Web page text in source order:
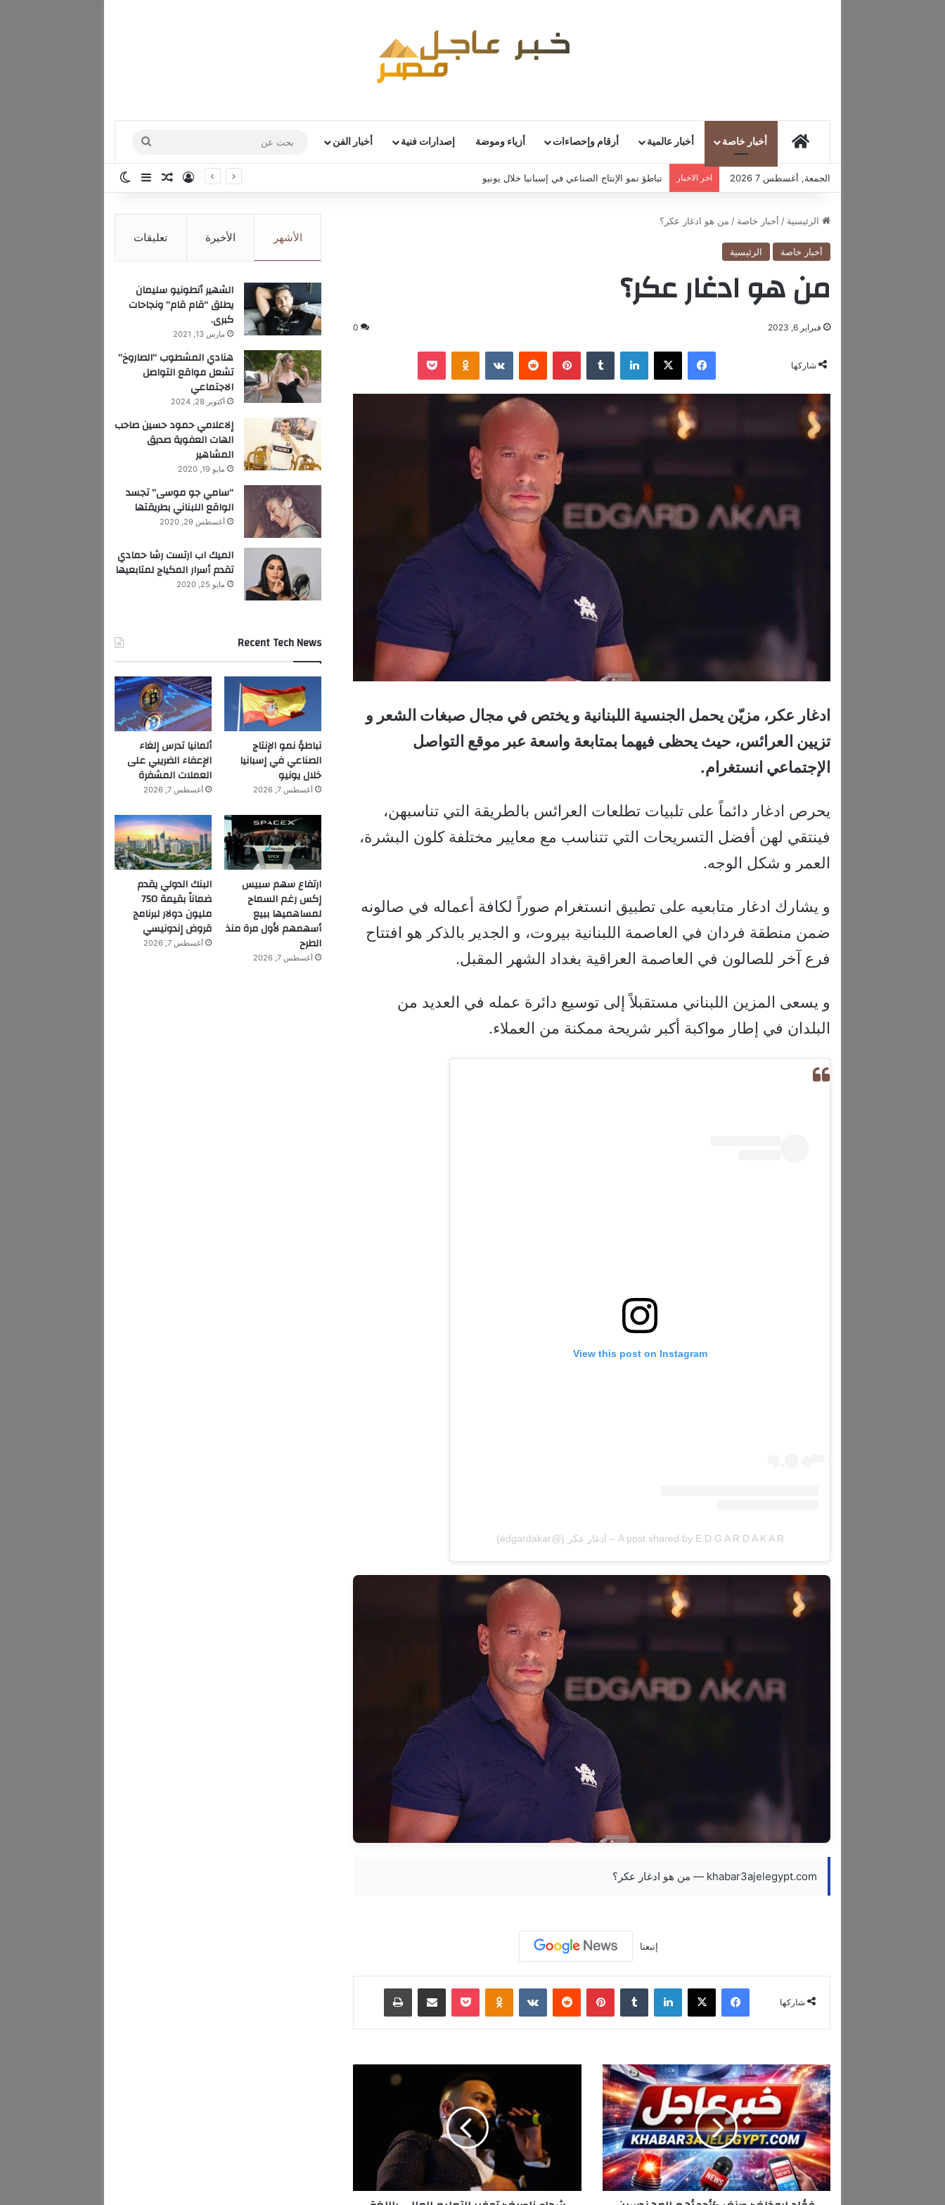
أخبار خاصة أخبار عالمية أرقام وإحصاءات أزياء وموضة إصدارات فنية أخبار الفن
عن
الجمعة, أغسطس 7 2026 اخر الاخبار ألمانيا تدرس إلغاء الإعفاء الضريبي على العملات المشفرة تسجيل الدخول
مقال عشوائي
إضافة عمود جانبي
الرئيسية / أخبار خاصة / من هو ادغار عكر؟
أخبار خاصة الرئيسية
من هو ادغار عكر؟
فبراير 6, 2023 0
شاركها
فيسبوك ‫X لينكدإن ‏Tumblr بينتيريست ‏Reddit
‏VKontakte
Odnoklassniki
‫Pocket
ادغار عكر، مزيّن يحمل الجنسية اللبنانية و يختص في مجال صبغات الشعر و
تزيين العرائس، حيث يحظى فيهما بمتابعة واسعة عبر موقع التواصل
الإجتماعي انستغرام.
يحرص ادغار دائماً على تلبيات تطلعات العرائس بالطريقة التي تناسبهن،
فينتقي لهن أفضل التسريحات التي تتناسب مع معايير مختلفة كلون البشرة،
العمر و شكل الوجه.
و يشارك ادغار متابعيه على تطبيق انستغرام صوراً لكافة أعماله في صالونه
ضمن منطقة فردان في العاصمة اللبنانية بيروت، و الجدير بالذكر هو افتتاح
فرع آخر للصالون في العاصمة العراقية بغداد الشهر المقبل.
و يسعى المزين اللبناني مستقبلاً إلى توسيع دائرة عمله في العديد من
البلدان في إطار مواكبة أكبر شريحة ممكنة من العملاء.
View this post on Instagram
A post shared by E D G A R D A K A R – ادغار عكر (@edgardakar)
khabar3ajelegypt.com — من هو ادغار عكر؟
إتبعنا
شاركها
فيسبوك ‫X لينكدإن ‏Tumblr بينتيريست ‏Reddit
‏VKontakte
Odnoklassniki
‫Pocket مشاركة عبر البريد طباعة
ف
ؤ
ا
د
ا
ب
و
خ
ل
ف
الأشهر الأخيرة تعليقات
الشهير أنطونيو سليمان
يطلق “قام قام” ونجاحات
كبرى.
مارس 13, 2021
هنادي المشطوب “الصاروخ”
تشعل مواقع التواصل
الاجتماعي
أكتوبر 28, 2024
إلاعلامي حمود حسين صاحب
الهات العفوية صديق
المشاهير
مايو 19, 2020
“سامي جو موسى” تجسد
الواقع اللبناني بطريقتها
أغسطس 29, 2020
الميك اب ارتست رشا حمادي
تقدم أسرار المكياج لمتابعيها
مايو 25, 2020
Recent Tech News
تباطؤ نمو الإنتاج
الصناعي في إسبانيا
خلال يونيو
أغسطس 7, 2026
ألمانيا تدرس إلغاء
الإعفاء الضريبي على
العملات المشفرة
أغسطس 7, 2026
ارتفاع سهم سبيس
إكس رغم السماح
لمساهميها ببيع
أسهمهم لأول مرة منذ
الطرح
أغسطس 7, 2026
البنك الدولي يقدم
ضماناً بقيمة 750
مليون دولار لبرنامج
قروض إندونيسي
أغسطس 7, 2026